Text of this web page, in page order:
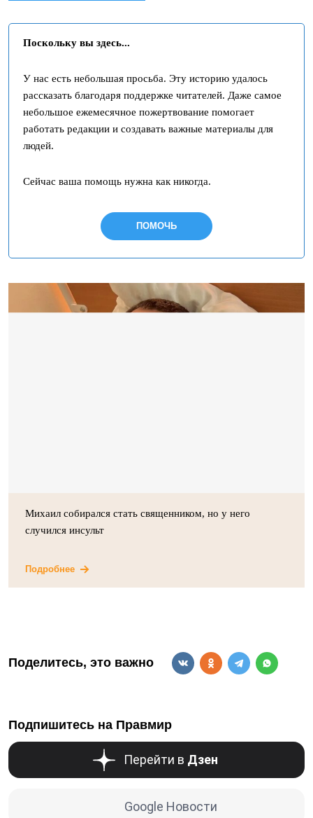
Поскольку вы здесь...
У нас есть небольшая просьба. Эту историю удалось
рассказать благодаря поддержке читателей. Даже самое
небольшое ежемесячное пожертвование помогает
работать редакции и создавать важные материалы для
людей.
Сейчас ваша помощь нужна как никогда.
ПОМОЧЬ
Михаил собирался стать священником, но у него
случился инсульт
Подробнее
Поделитесь, это важно
Подпишитесь на Правмир
Перейти в Дзен
Google Новости